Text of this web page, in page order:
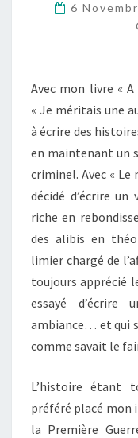
6
Avec mon livre «
« Je méritais une
à écrire des
en maintenant un
criminel. Avec « Le
décidé d’écrire
riche en
des alibis en
limier chargé de
toujours apprécié
essayé
ambiance… et qui
comme savait le
L’histoire étant
préféré placé mon
la Première